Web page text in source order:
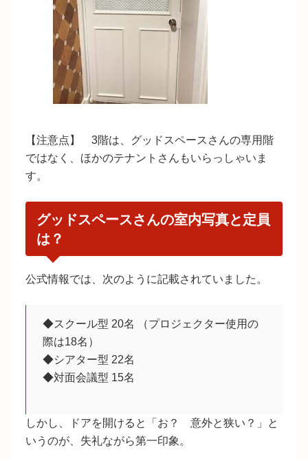
【注意点】 3階は、グッドスペースさんの専用階
ではなく、ほかのテナントさんもいらっしゃいま
す。
グッドスペースさんの室内写真と定員
は？
公式情報では、次のように記載されていました。
◆スクール型 20名 （プロジェクター使用の
際は18名）
◆シアター型 22名
◆対面会議型 15名
しかし、ドアを開けると「お？ 意外と狭い？」と
いうのが、失礼ながら第一印象。